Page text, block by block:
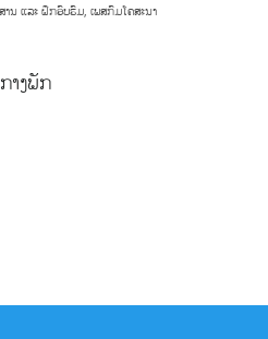
ນ ແລະ ຝຶກອົບຮົມ ,ເພສກົມໂຄສະນາ
າງພັກ